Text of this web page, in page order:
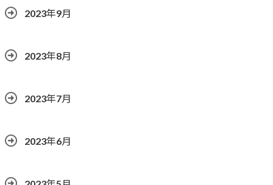
2023年9月
2023年8月
2023年7月
2023年6月